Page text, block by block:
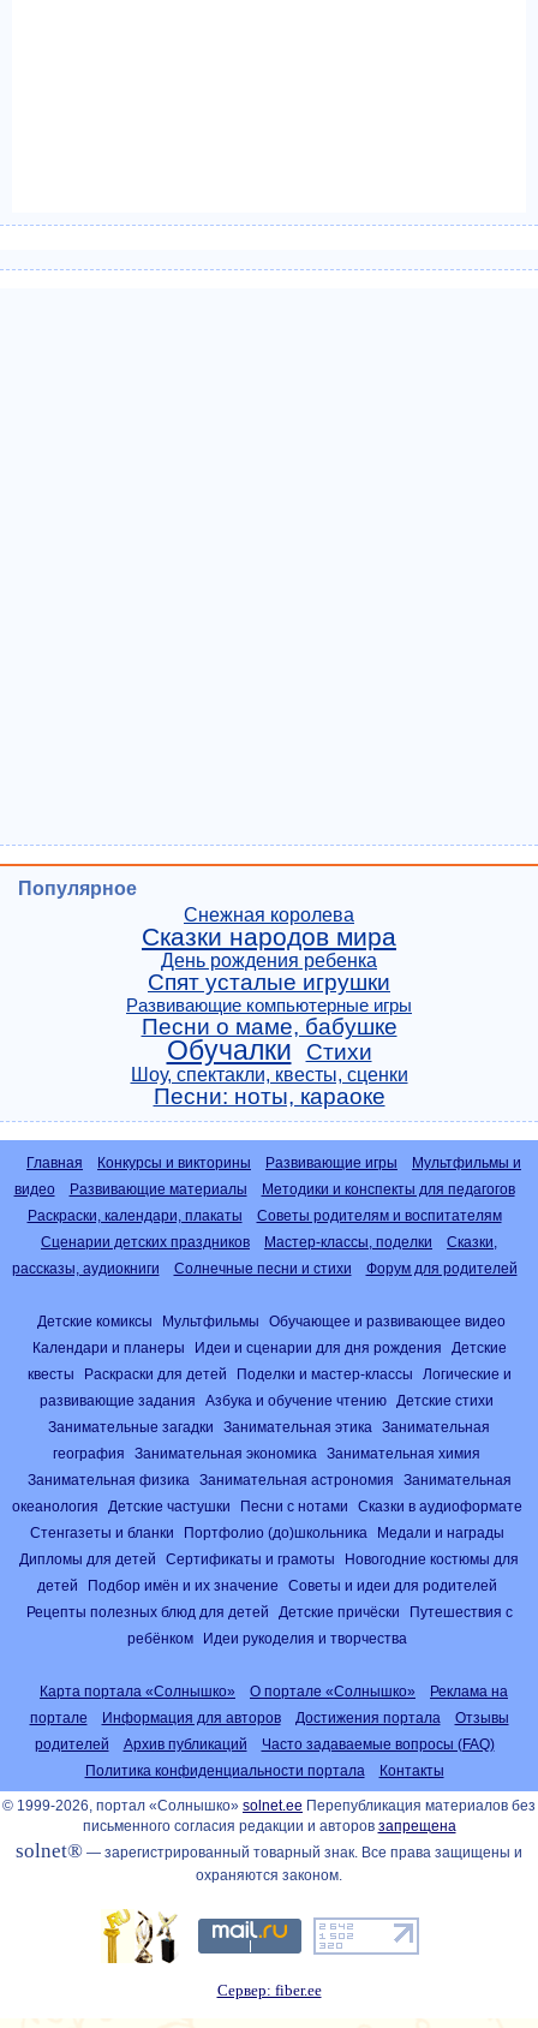
Популярное
Снежная королева
Сказки народов мира
День рождения ребенка
Спят усталые игрушки
Развивающие компьютерные игры
Песни о маме, бабушке
Обучалки Стихи
Шоу, спектакли, квесты, сценки
Песни: ноты, караоке
Главная Конкурсы и викторины Развивающие игры
Мультфильмы и
видео
Развивающие материалы
Методики и конспекты для педагогов
Раскраски, календари, плакаты
Советы родителям и воспитателям
Сценарии детских праздников
Мастер-классы, поделки
Сказки,
рассказы, аудиокниги
Солнечные песни и стихи Форум для родителей
Детские комиксы Мультфильмы
Обучающее и развивающее видео
Календари и планеры
Идеи и сценарии для дня рождения
Детские
квесты
Раскраски для детей Поделки и мастер-классы
Логические и
развивающие задания
Азбука и обучение чтению
Детские стихи
Занимательные загадки
Занимательная этика
Занимательная
география
Занимательная экономика
Занимательная химия
Занимательная физика
Занимательная астрономия
Занимательная
океанология
Детские частушки Песни с нотами
Сказки в аудиоформате
Стенгазеты и бланки
Портфолио (до)школьника
Медали и награды
Дипломы для детей
Сертификаты и грамоты
Новогодние костюмы для
детей
Подбор имён и их значение
Советы и идеи для родителей
Рецепты полезных блюд для детей
Детские причёски
Путешествия с
ребёнком
Идеи рукоделия и творчества
Карта портала «Солнышко» О портале «Солнышко»
Реклама на
портале
Информация для авторов Достижения портала
Отзывы
родителей
Архив публикаций
Часто задаваемые вопросы (FAQ)
Политика конфиденциальности портала
Контакты
© 1999-2026, портал «Солнышко» solnet.ee Перепубликация материалов без
письменного согласия редакции и авторов запрещена
solnet® — зарегистрированный товарный знак. Все права защищены и
охраняются законом.
Сервер: fiber.ee